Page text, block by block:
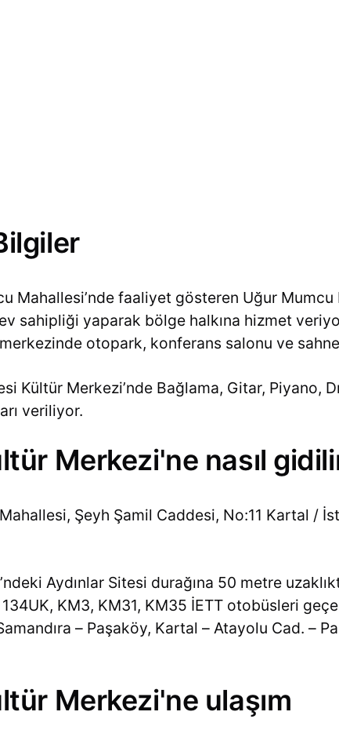
Mahallesi’nde faaliyet gösteren Uğur
sahipliği yaparak bölge halkına hizmet
otopark, konferans salonu ve
Kültür Merkezi’nde Bağlama, Gitar, Piyano,
veriliyor.
Merkezi'ne nasıl
Şeyh Şamil Caddesi, No:11 Kartal /
Aydınlar Sitesi durağına 50 metre
KM3, KM31, KM35 İETT otobüsleri
– Paşaköy, Kartal – Atayolu Cad. –
Merkezi'ne ulaşım